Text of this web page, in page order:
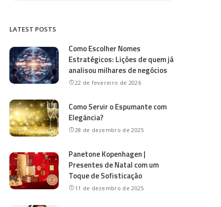
LATEST POSTS
Como Escolher Nomes
Estratégicos: Lições de quem já
analisou milhares de negócios
22 de fevereiro de 2026
Como Servir o Espumante com
Elegância?
28 de dezembro de 2025
Panetone Kopenhagen |
Presentes de Natal com um
Toque de Sofisticação
11 de dezembro de 2025